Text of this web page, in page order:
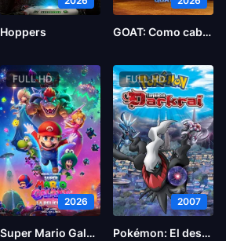
Hoppers GOAT: Como cabras
FULL HD
2026
Super Mario Galaxy la película
FULL HD
2007
Pokémon: El desafío de Darkrai